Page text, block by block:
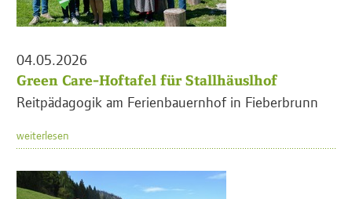
04.05.2026
Green Care-Hoftafel für Stallhäuslhof
Reitpädagogik am Ferienbauernhof in Fieberbrunn
weiterlesen